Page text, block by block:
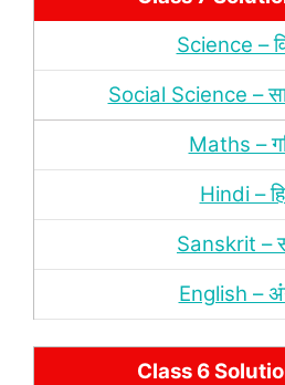
Science –
Social Science –
Maths –
Hindi –
Sanskrit –
English –
Class 6